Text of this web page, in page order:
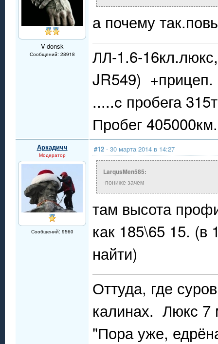
V-donsk
Сообщений: 28918
а почему
ЛЛ-1.6-
JR549) +прицеп.
.....c пробега
Пробег
Аркадичч
Модератор
Сообщений: 9560
#12 - 30 марта 2014 в 14:27
LarqusMen585:
-пониже зачем
там высота
как 185\65 15.
найти)
Оттуда, где
калинах. Люкс 7
"Пора уже,